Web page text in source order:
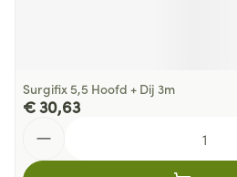
Surgifix 5,5 Hoofd + Dij 3m
€ 30,63